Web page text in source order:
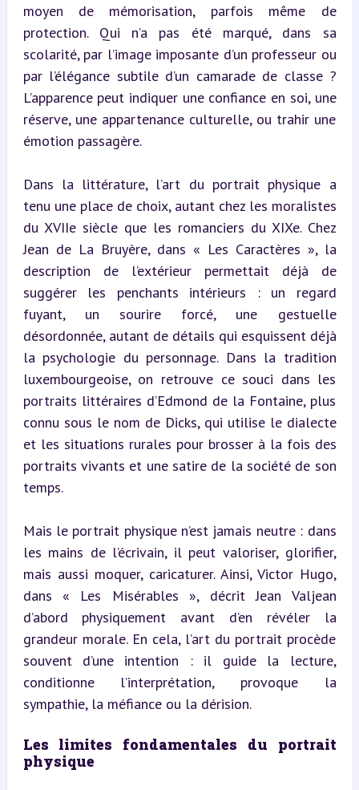
moyen de mémorisation, parfois même de
protection. Qui n’a pas été marqué, dans sa
scolarité, par l’image imposante d’un professeur ou
par l’élégance subtile d’un camarade de classe ?
L’apparence peut indiquer une confiance en soi, une
réserve, une appartenance culturelle, ou trahir une
émotion passagère.
Dans la littérature, l’art du portrait physique a
tenu une place de choix, autant chez les moralistes
du XVIIe siècle que les romanciers du XIXe. Chez
Jean de La Bruyère, dans « Les Caractères », la
description de l’extérieur permettait déjà de
suggérer les penchants intérieurs : un regard
fuyant, un sourire forcé, une gestuelle
désordonnée, autant de détails qui esquissent déjà
la psychologie du personnage. Dans la tradition
luxembourgeoise, on retrouve ce souci dans les
portraits littéraires d’Edmond de la Fontaine, plus
connu sous le nom de Dicks, qui utilise le dialecte
et les situations rurales pour brosser à la fois des
portraits vivants et une satire de la société de son
temps.
Mais le portrait physique n’est jamais neutre : dans
les mains de l’écrivain, il peut valoriser, glorifier,
mais aussi moquer, caricaturer. Ainsi, Victor Hugo,
dans « Les Misérables », décrit Jean Valjean
d’abord physiquement avant d’en révéler la
grandeur morale. En cela, l’art du portrait procède
souvent d’une intention : il guide la lecture,
conditionne l’interprétation, provoque la
sympathie, la méfiance ou la dérision.
Les limites fondamentales du portrait
physique